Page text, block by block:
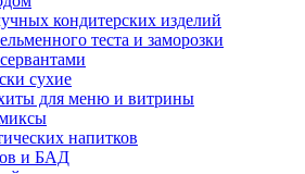
кондитерских изделий
теста и заморозки
сухие
для меню и витрины
напитков
и БАД